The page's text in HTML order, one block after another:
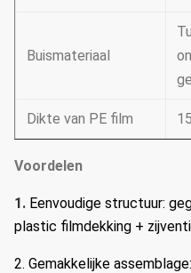
Buismateriaal
Dikte van PE film
Voordelen
1. Eenvoudige structuur:
plastic filmdekking +
2. Gemakkelijke